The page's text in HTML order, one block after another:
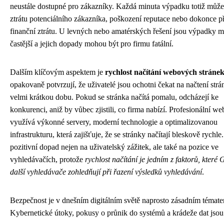
neustále dostupné pro zákazníky. Každá minuta výpadku totiž
ztrátu potenciálního zákazníka, poškození reputace nebo dokonce
finanční ztrátu. U levných nebo amatérských řešení jsou výpadky
častější a jejich dopady mohou být pro firmu fatální.
Dalším klíčovým aspektem je rychlost načítání webových stránek
opakovaně potvrzují, že uživatelé jsou ochotni čekat na načtení
velmi krátkou dobu. Pokud se stránka načítá pomalu, odcházejí ke
konkurenci, aniž by vůbec zjistili, co firma nabízí. Profesionální
využívá výkonné servery, moderní technologie a optimalizovanou
infrastrukturu, která zajišťuje, že se stránky načítají bleskově
pozitivní dopad nejen na uživatelský zážitek, ale také na pozice ve
vyhledávačích, protože rychlost načítání je jedním z faktorů, které
další vyhledávače zohledňují při řazení výsledků vyhledávání.
Bezpečnost je v dnešním digitálním světě naprosto zásadním
Kybernetické útoky, pokusy o průnik do systémů a krádeže dat jsou